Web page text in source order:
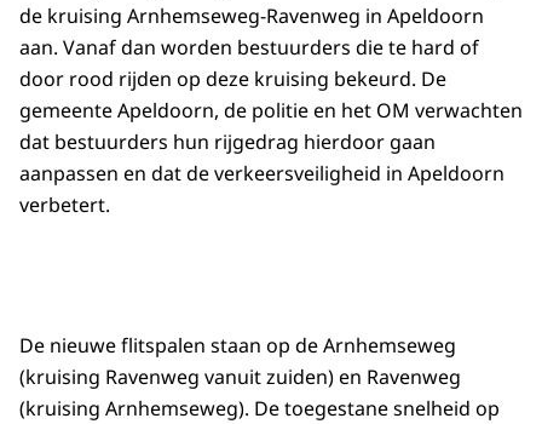
de kruising Arnhemseweg-Ravenweg in Apeldoorn
aan. Vanaf dan worden bestuurders die te hard of
door rood rijden op deze kruising bekeurd. De
gemeente Apeldoorn, de politie en het OM verwachten
dat bestuurders hun rijgedrag hierdoor gaan
aanpassen en dat de verkeersveiligheid in Apeldoorn
verbetert.
De nieuwe flitspalen staan op de Arnhemseweg
(kruising Ravenweg vanuit zuiden) en Ravenweg
(kruising Arnhemseweg). De toegestane snelheid op